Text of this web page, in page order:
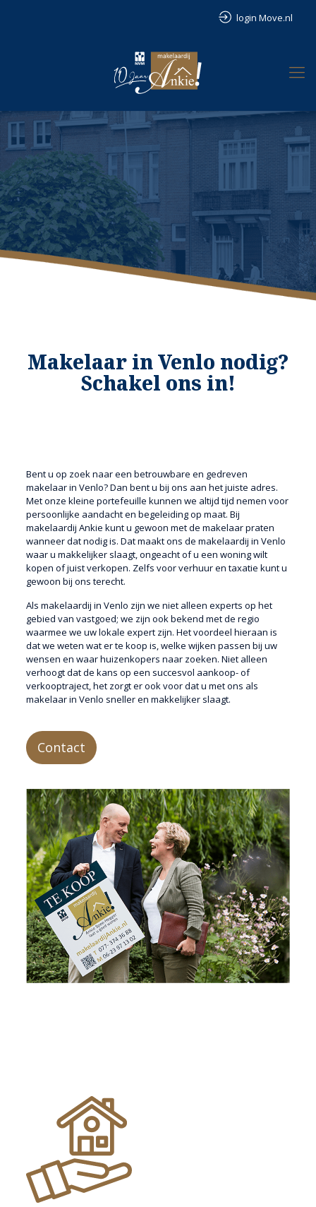
login Move.nl
Makelaar in Venlo nodig?
Schakel ons in!
Bent u op zoek naar een betrouwbare en gedreven
makelaar in Venlo? Dan bent u bij ons aan het juiste adres.
Met onze kleine portefeuille kunnen we altijd tijd nemen voor
persoonlijke aandacht en begeleiding op maat. Bij
makelaardij Ankie kunt u gewoon met de makelaar praten
wanneer dat nodig is. Dat maakt ons de makelaardij in Venlo
waar u makkelijker slaagt, ongeacht of u een woning wilt
kopen of juist verkopen. Zelfs voor verhuur en taxatie kunt u
gewoon bij ons terecht.
Als makelaardij in Venlo zijn we niet alleen experts op het
gebied van vastgoed; we zijn ook bekend met de regio
waarmee we uw lokale expert zijn. Het voordeel hieraan is
dat we weten wat er te koop is, welke wijken passen bij uw
wensen en waar huizenkopers naar zoeken. Niet alleen
verhoogt dat de kans op een succesvol aankoop- of
verkooptraject, het zorgt er ook voor dat u met ons als
makelaar in Venlo sneller en makkelijker slaagt.
Contact